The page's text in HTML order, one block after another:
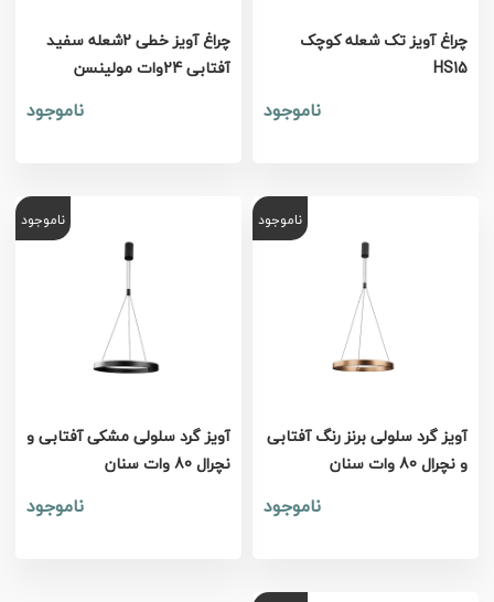
چراغ آویز تک شعله کوچک
HS15
ناموجود
چراغ آویز خطی 2شعله سفید
آفتابی 24وات مولینسن
ناموجود
آویز گرد سلولی برنز رنگ آفتابی
و نچرال 80 وات سنان
ناموجود
ناموجود
آویز گرد سلولی مشکی آفتابی و
نچرال 80 وات سنان
ناموجود
ناموجود